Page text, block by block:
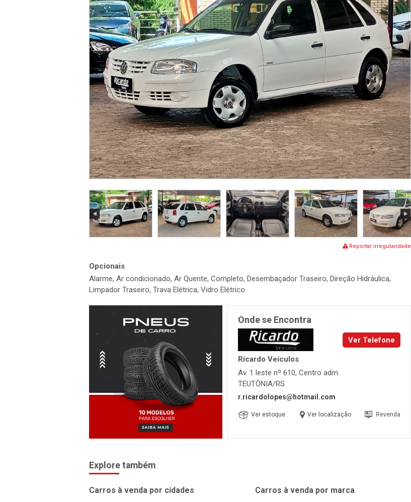
Reportar irregularidade
Opcionais
Alarme, Ar condicionado, Ar Quente, Completo, Desembaçador Traseiro, Direção Hidráulica,
Limpador Traseiro, Trava Elétrica, Vidro Elétrico
Onde se Encontra
Ver Telefone
Ricardo Veículos
Av. 1 leste nº 610, Centro adm.
TEUTÔNIA/RS
r.ricardolopes@hotmail.com
Ver estoque Ver localização Revenda
Explore também
Carros à venda por cidades Carros à venda por marca